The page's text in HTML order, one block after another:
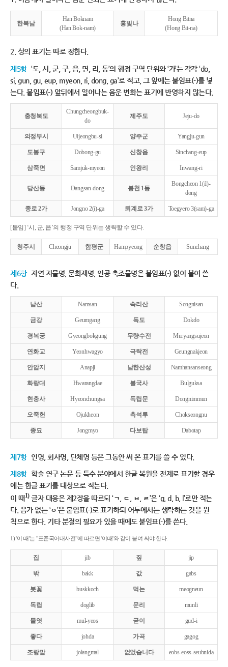
한복남
Han Boknam
(Han Bok-nam)
홍빛나
Hong Bitna
(Hong Bit-na)
2. 성의 표기는 따로 정한다.
제5항 ‘도, 시, 군, 구, 읍, 면, 리, 동’의 행정 구역 단위와 ‘가’는 각각 ‘do,
si, gun, gu, eup, myeon, ri, dong, ga’로 적고, 그 앞에는 붙임표(-)를 넣
는다. 붙임표(-) 앞뒤에서 일어나는 음운 변화는 표기에 반영하지 않는다.
충청북도
Chungcheongbuk-
do
제주도 Jeju-do
의정부시 Uijeongbu-si 양주군 Yangju-gun
도봉구 Dobong-gu 신창읍 Sinchang-eup
삼죽면 Samjuk-myeon 인왕리 Inwang-ri
당산동 Dangsan-dong 봉천 1동
Bongcheon 1(il)-
dong
종로 2가 Jongno 2(i)-ga 퇴계로 3가 Toegyero 3(sam)-ga
[붙임] ‘시, 군, 읍’의 행정 구역 단위는 생략할 수 있다.
청주시 Cheongju 함평군 Hampyeong 순창읍 Sunchang
제6항 자연 지물명, 문화재명, 인공 축조물명은 붙임표(-) 없이 붙여 쓴
다.
남산 Namsan 속리산 Songnisan
금강 Geumgang 독도 Dokdo
경복궁 Gyeongbokgung 무량수전 Muryangsujeon
연화교 Yeonhwagyo 극락전 Geungnakjeon
안압지 Anapji 남한산성 Namhansanseong
화랑대 Hwarangdae 불국사 Bulguksa
현충사 Hyeonchungsa 독립문 Dongnimmun
오죽헌 Ojukheon 촉석루 Chokseongnu
종묘 Jongmyo 다보탑 Dabotap
제7항 인명, 회사명, 단체명 등은 그동안 써 온 표기를 쓸 수 있다.
제8항 학술 연구 논문 등 특수 분야에서 한글 복원을 전제로 표기할 경우
에는 한글 표기를 대상으로 적는다.
이 때1)글자 대응은 제2장을 따르되 ‘ㄱ, ㄷ, ㅂ, ㄹ’은 ‘g, d, b, l’로만 적는
다. 음가 없는 ‘ㅇ’은 붙임표(-)로 표기하되 어두에서는 생략하는 것을 원
칙으로 한다. 기타 분절의 필요가 있을 때에도 붙임표(-)를 쓴다.
1) '이 때'는 "표준국어대사전"에 따르면 '이때'와 같이 붙여 써야 한다.
집 jib 짚 jip
밖 bakk 값 gabs
붓꽃 buskkoch 먹는 meogneun
독립 doglib 문리 munli
물엿 mul-yeos 굳이 gud-i
좋다 johda 가곡 gagog
조랑말 jolangmal 없었습니다 eobs-eoss-seubnida